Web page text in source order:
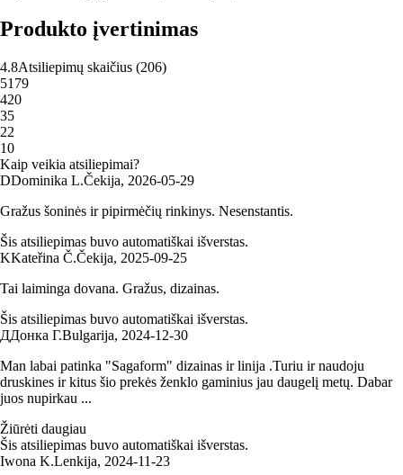
Produkto įvertinimas
4.8Atsiliepimų skaičius (206)
5179
420
35
22
10
Kaip veikia atsiliepimai?
DDominika L.Čekija, 2026‑05‑29
Gražus šoninės ir pipirmėčių rinkinys. Nesenstantis.
Šis atsiliepimas buvo automatiškai išverstas.
KKateřina Č.Čekija, 2025‑09‑25
Tai laiminga dovana. Gražus, dizainas.
Šis atsiliepimas buvo automatiškai išverstas.
ДДонка Г.Bulgarija, 2024‑12‑30
Man labai patinka "Sagaform" dizainas ir linija .Turiu ir naudoju
druskines ir kitus šio prekės ženklo gaminius jau daugelį metų. Dabar
juos nupirkau ...
Žiūrėti daugiau
Šis atsiliepimas buvo automatiškai išverstas.
Iwona K.Lenkija, 2024‑11‑23